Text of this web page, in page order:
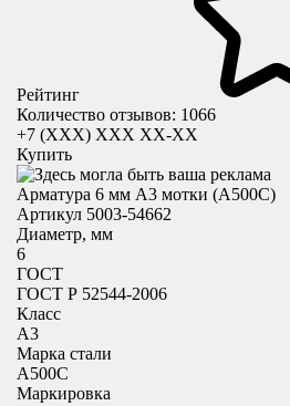
Рейтинг
Количество отзывов: 1066
+7 (XXX) ХХХ ХХ-ХХ
Купить
Арматура 6 мм А3 мотки (А500С)
Артикул 5003-54662
Диаметр, мм
6
ГОСТ
ГОСТ Р 52544-2006
Класс
А3
Марка стали
А500С
Маркировка